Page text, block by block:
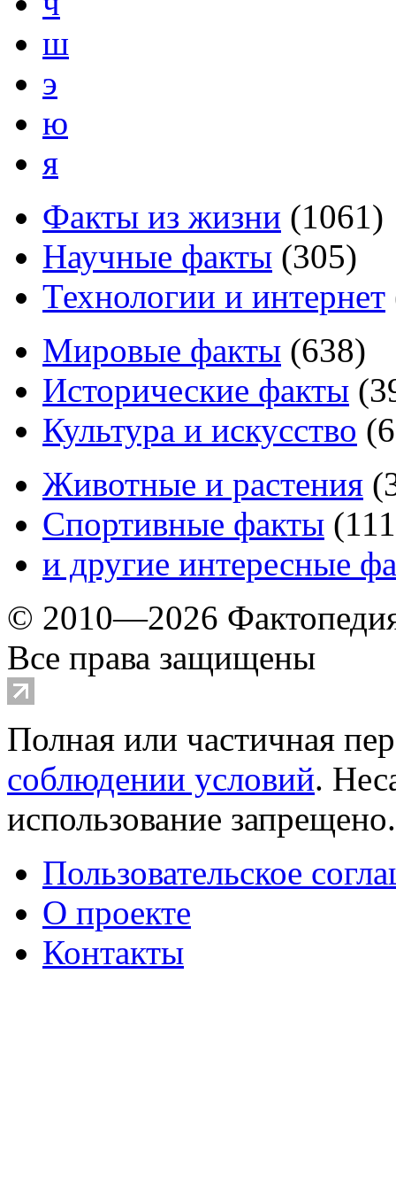
ш
э
ю
я
Факты из жизни (1061)
Научные факты (305)
Технологии и интернет
Мировые факты (638)
Исторические факты (
Культура и искусство (
Животные и растения (
Спортивные факты (111
и другие интересные
© 2010—2026
Все права защищены
Полная или частичная
соблюдении условий.
использование
Пользовательское
О проекте
Контакты